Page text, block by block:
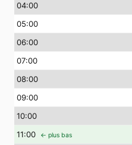
04:00
05:00
06:00
07:00
08:00
09:00
10:00
11:00 ← plus bas